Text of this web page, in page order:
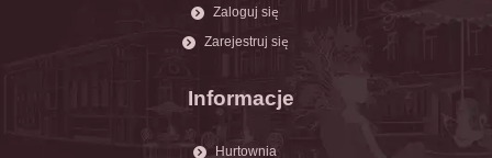
Zaloguj się
Zarejestruj się
Informacje
Hurtownia